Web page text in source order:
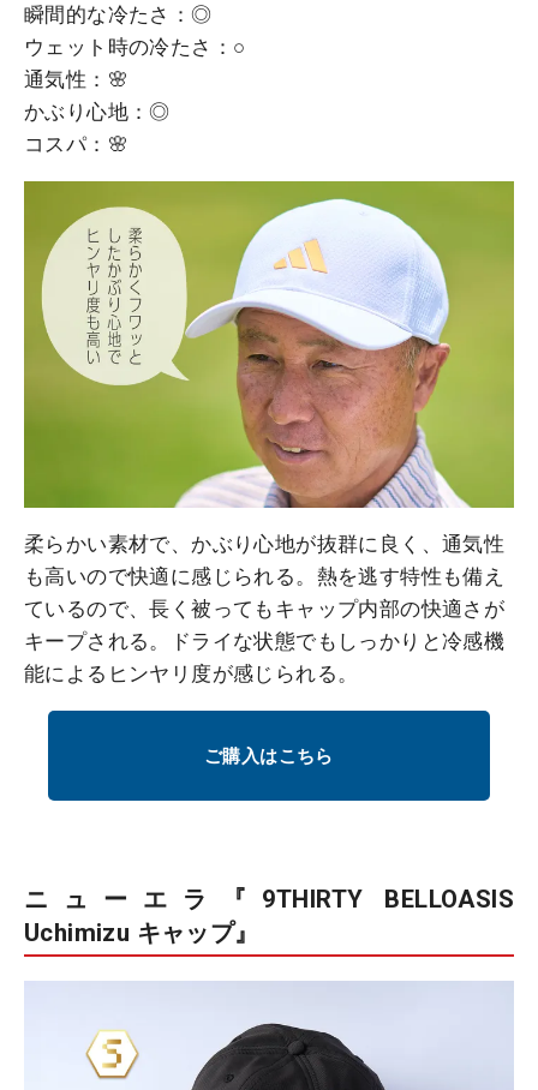
瞬間的な冷たさ：◎
ウェット時の冷たさ：○
通気性：🌸
かぶり心地：◎
コスパ：🌸
柔らかい素材で、かぶり心地が抜群に良く、通気性
も高いので快適に感じられる。熱を逃す特性も備え
ているので、長く被ってもキャップ内部の快適さが
キープされる。ドライな状態でもしっかりと冷感機
能によるヒンヤリ度が感じられる。
ご購入はこちら
ニューエラ『9THIRTY BELLOASIS
Uchimizu キャップ』